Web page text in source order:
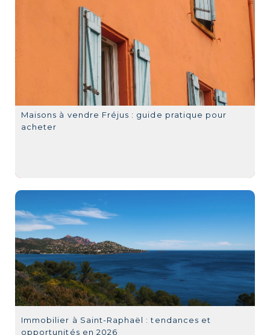
Maisons à vendre Fréjus : guide pratique pour
acheter
Immobilier à Saint-Raphaël : tendances et
opportunités en 2026